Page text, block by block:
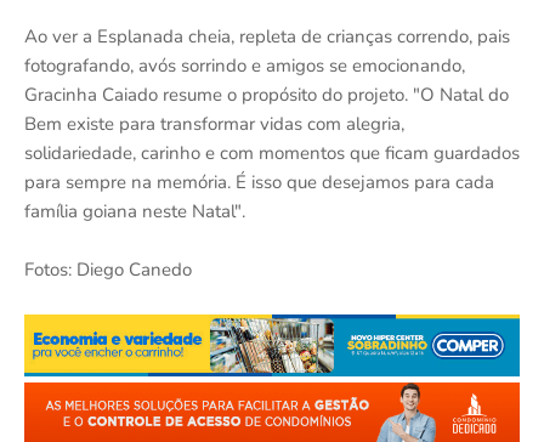
Ao ver a Esplanada cheia, repleta de crianças correndo, pais
fotografando, avós sorrindo e amigos se emocionando,
Gracinha Caiado resume o propósito do projeto. "O Natal do
Bem existe para transformar vidas com alegria,
solidariedade, carinho e com momentos que ficam guardados
para sempre na memória. É isso que desejamos para cada
família goiana neste Natal".
Fotos: Diego Canedo